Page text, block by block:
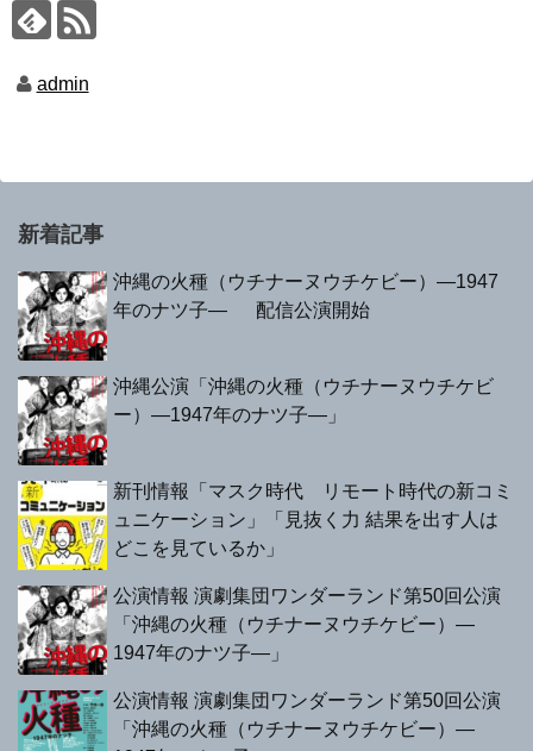
admin
新着記事
沖縄の火種（ウチナーヌウチケビー）—1947
年のナツ子— 配信公演開始
沖縄公演「沖縄の火種（ウチナーヌウチケビ
ー）—1947年のナツ子—」
新刊情報「マスク時代 リモート時代の新コミ
ュニケーション」「見抜く力 結果を出す人は
どこを見ているか」
公演情報 演劇集団ワンダーランド第50回公演
「沖縄の火種（ウチナーヌウチケビー）—
1947年のナツ子—」
公演情報 演劇集団ワンダーランド第50回公演
「沖縄の火種（ウチナーヌウチケビー）—